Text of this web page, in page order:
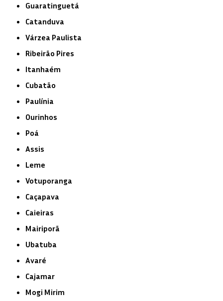
Guaratinguetá
Catanduva
Várzea Paulista
Ribeirão Pires
Itanhaém
Cubatão
Paulínia
Ourinhos
Poá
Assis
Leme
Votuporanga
Caçapava
Caieiras
Mairiporã
Ubatuba
Avaré
Cajamar
Mogi Mirim